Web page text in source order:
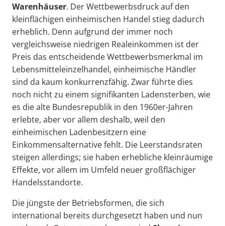
Warenhäuser. Der Wettbewerbsdruck auf den
kleinflächigen einheimischen Handel stieg dadurch
erheblich. Denn aufgrund der immer noch
vergleichsweise niedrigen Realeinkommen ist der
Preis das entscheidende Wettbewerbsmerkmal im
Lebensmitteleinzelhandel, einheimische Händler
sind da kaum konkurrenzfähig. Zwar führte dies
noch nicht zu einem signifikanten Ladensterben, wie
es die alte Bundesrepublik in den 1960er-Jahren
erlebte, aber vor allem deshalb, weil den
einheimischen Ladenbesitzern eine
Einkommensalternative fehlt. Die Leerstandsraten
steigen allerdings; sie haben erhebliche kleinräumige
Effekte, vor allem im Umfeld neuer großflächiger
Handelsstandorte.
Die jüngste der Betriebsformen, die sich
international bereits durchgesetzt haben und nun